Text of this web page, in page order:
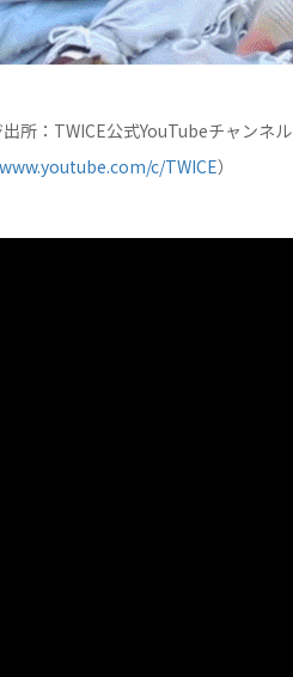
所：TWICE公式YouTubeチャンネル
c/TWICE）